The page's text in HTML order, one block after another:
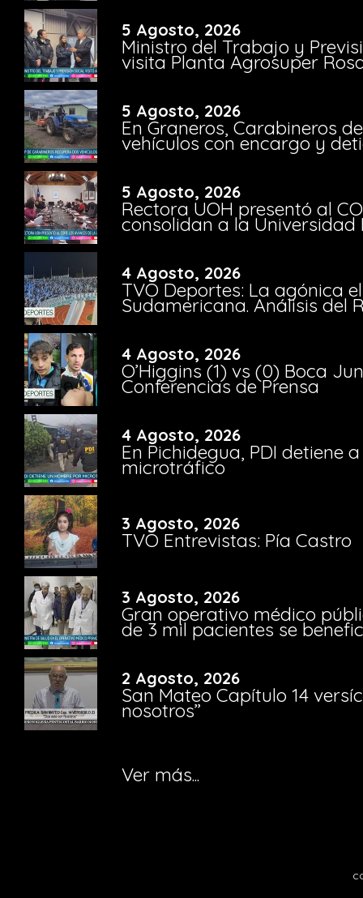
5 Agosto, 2026
Ministro del Trabajo y
visita Planta Agrosuper
5 Agosto, 2026
En Graneros, Carabineros
vehículos con encargo y
5 Agosto, 2026
Rectora UOH presentó al
consolidan a la Universidad
4 Agosto, 2026
TVO Deportes: La agónica
Sudamericana. Análisis del
4 Agosto, 2026
O’Higgins (1) vs (0) Boca
Conferencias de Prensa
4 Agosto, 2026
En Pichidegua, PDI detiene
microtráfico
3 Agosto, 2026
TVO Entrevistas: Pía Castro
3 Agosto, 2026
Gran operativo médico
de 3 mil pacientes se
2 Agosto, 2026
San Mateo Capítulo 14
nosotros”
Ver más...